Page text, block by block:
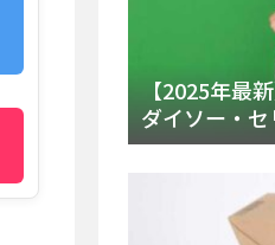
【2025年最
ダイソー・
在庫状況と